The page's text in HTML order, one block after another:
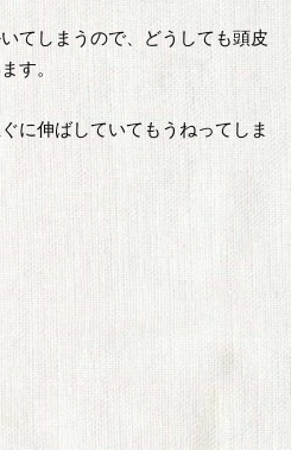
てしまうので、どうしても頭皮
す。
に伸ばしていてもうねってしま